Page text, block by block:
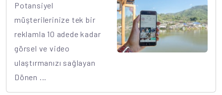
Potansiyel
müşterilerinize tek bir
reklamla 10 adede kadar
görsel ve video
ulaştırmanızı sağlayan
Dönen ...